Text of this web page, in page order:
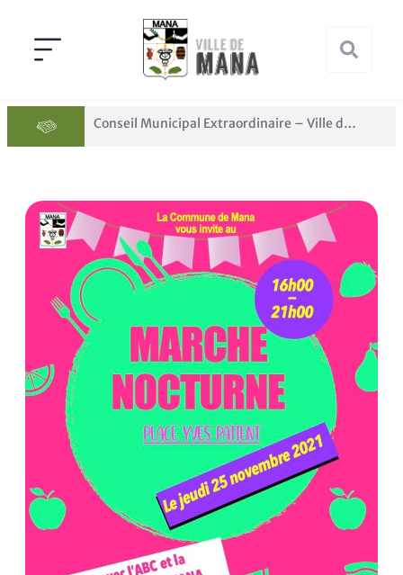
Conseil Municipal Extraordinaire – Ville de Mana du 05 juin 2026 Panne des réseaux Orange sur le territoire de Mana